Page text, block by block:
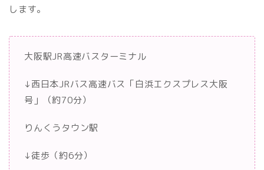
します。
大阪駅JR高速バスターミナル
↓西日本JRバス高速バス「白浜エクスプレス大阪
号」（約70分）
りんくうタウン駅
↓徒歩（約6分）